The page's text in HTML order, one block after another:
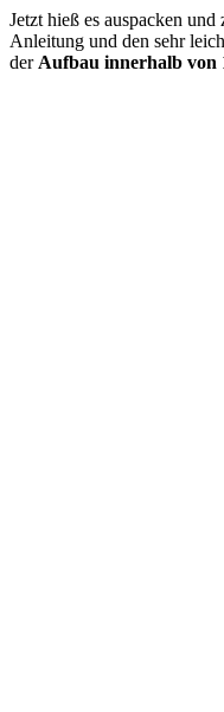
Jetzt hieß es auspacken
Anleitung und den sehr
der Aufbau innerhalb von